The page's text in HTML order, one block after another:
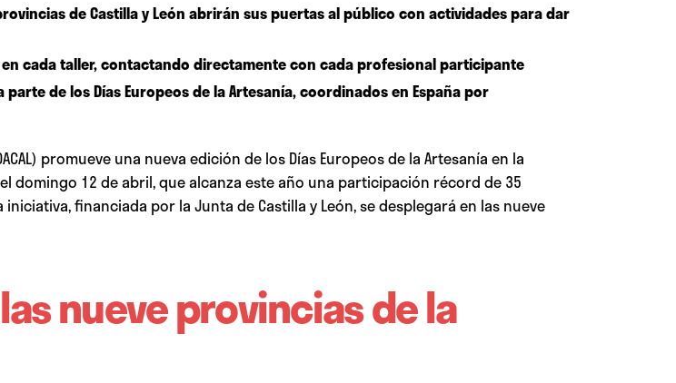
de Castilla y León abrirán sus puertas al público con actividades para dar
cada taller, contactando directamente con cada profesional participante
de los Días Europeos de la Artesanía, coordinados en España por
promueve una nueva edición de los Días Europeos de la Artesanía en la
domingo 12 de abril, que alcanza este año una participación récord de 35
financiada por la Junta de Castilla y León, se desplegará en las nueve
nueve provincias de la